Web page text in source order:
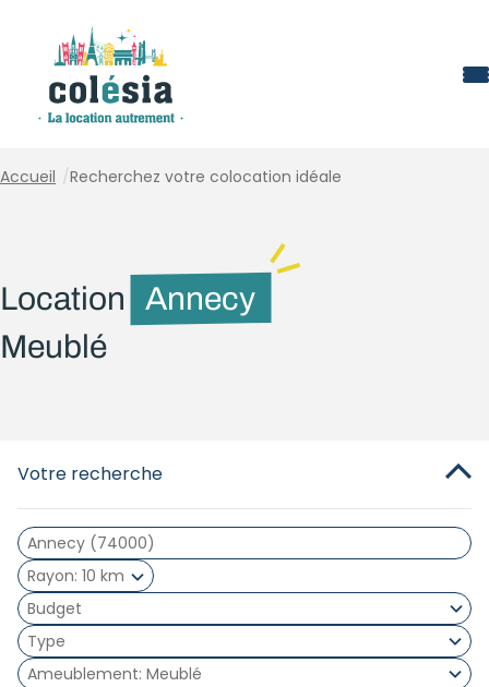
Accueil /Recherchez votre colocation idéale
Location
Annecy
Meublé
Votre recherche
Rayon 10 km
Type
Ameublement Meublé